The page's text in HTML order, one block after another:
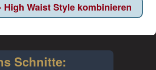
High Waist Style kombinieren
Schnitte: